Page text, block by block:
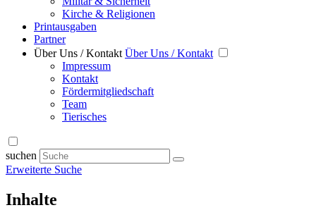
Kirche & Religionen
Printausgaben
Partner
Über Uns / Kontakt Über Uns / Kontakt
Impressum
Kontakt
Fördermitgliedschaft
Team
Tierisches
suchen
Erweiterte Suche
Inhalte